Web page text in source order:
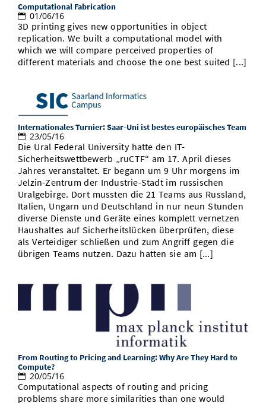
Computational Fabrication
01/06/16
3D printing gives new opportunities in object
replication. We built a computational model with
which we will compare perceived properties of
different materials and choose the one best suited [...]
Internationales Turnier: Saar-Uni ist bestes europäisches Team
23/05/16
Die Ural Federal University hatte den IT-
Sicherheitswettbewerb „ruCTF“ am 17. April dieses
Jahres veranstaltet. Er begann um 9 Uhr morgens im
Jelzin-Zentrum der Industrie-Stadt im russischen
Uralgebirge. Dort mussten die 21 Teams aus Russland,
Italien, Ungarn und Deutschland in nur neun Stunden
diverse Dienste und Geräte eines komplett vernetzen
Haushaltes auf Sicherheitslücken überprüfen, diese
als Verteidiger schließen und zum Angriff gegen die
übrigen Teams nutzen. Dazu hatten sie am [...]
From Routing to Pricing and Learning: Why Are They Hard to
Compute?
20/05/16
Computational aspects of routing and pricing
problems share more similarities than one would